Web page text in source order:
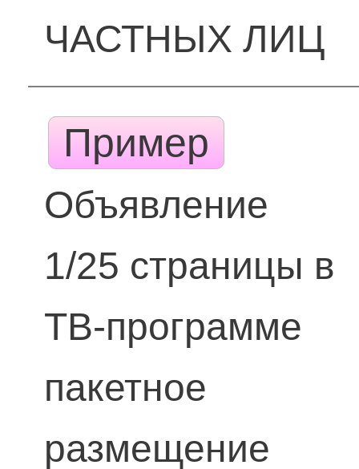
ЧАСТНЫХ ЛИЦ
Пример
Объявление
1/25 страницы в
ТВ-программе
пакетное
размещение